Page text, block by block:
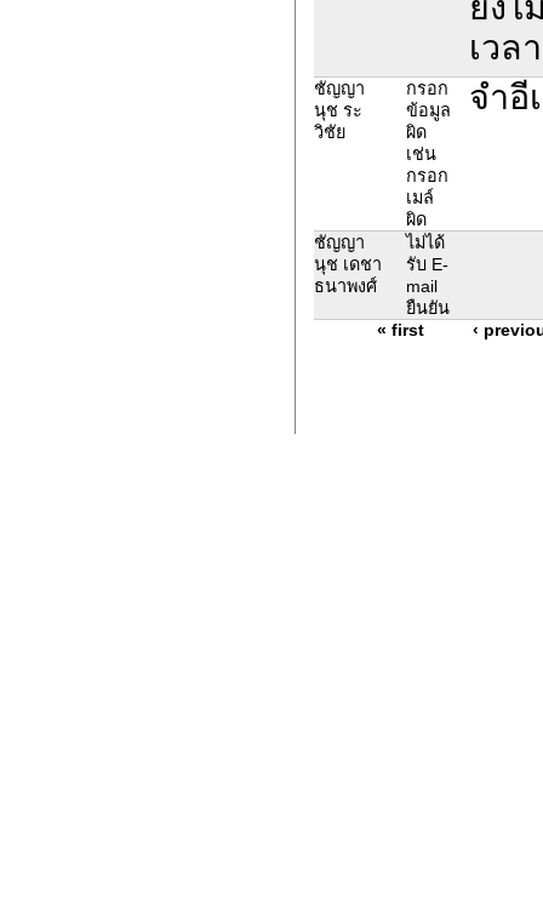
เวล
ชัญญา
นุช ระ
วิชัย
กรอก
ข้อมูล
ผิด
เช่น
กรอก
เมล์
ผิด
จำอี
ชัญญา
นุช เดชา
ธนาพงศ์
ไม่ได้
รับ E-
mail
ยืนยัน
« first
‹